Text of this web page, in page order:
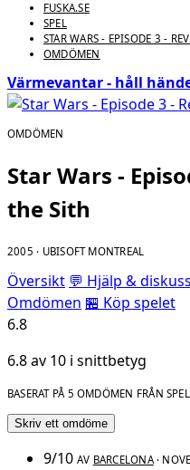
FUSKA.SE
SPEL
STAR WARS - EPISODE 3 -
OMDÖMEN
Värmevantar - håll
OMDÖMEN
Star Wars -
the Sith
2005 · UBISOFT MONTREAL
Översikt 💬 Hjälp &
Omdömen 🏪 Köp spelet
6.8
6.8 av 10 i snittbetyg
BASERAT PÅ 5 OMDÖMEN FRÅN
Skriv ett omdöme
9/10 AV BARCELONA·